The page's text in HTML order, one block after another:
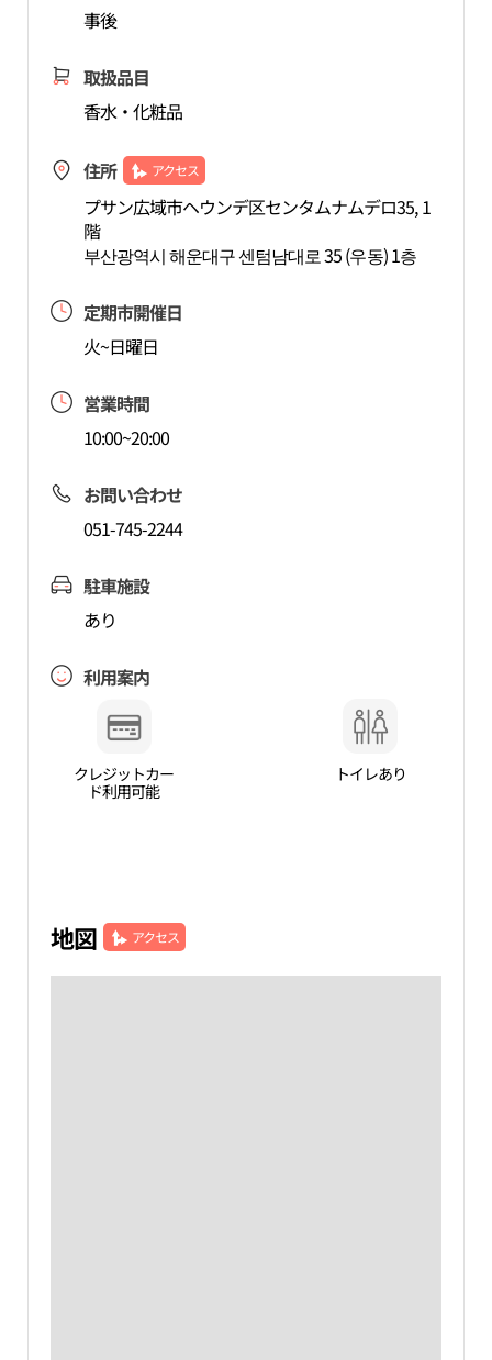
事後
取扱品目
香水・化粧品
住所 アクセス
プサン広域市ヘウンデ区センタムナムデロ35, 1
階
부산광역시 해운대구 센텀남대로 35 (우동) 1층
定期市開催日
火~日曜日
営業時間
10:00~20:00
お問い合わせ
051-745-2244
駐車施設
あり
利用案内
クレジットカー
ド利用可能
トイレあり
地図 アクセス